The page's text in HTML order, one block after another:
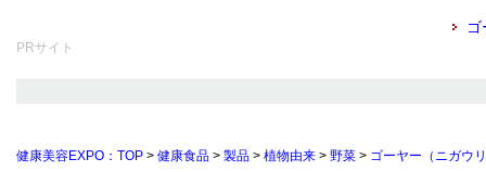
PRサイト
健康美容EXPO：TOP > 健康食品 > 製品 > 植物由来 > 野菜 > ゴーヤー（ニガウ